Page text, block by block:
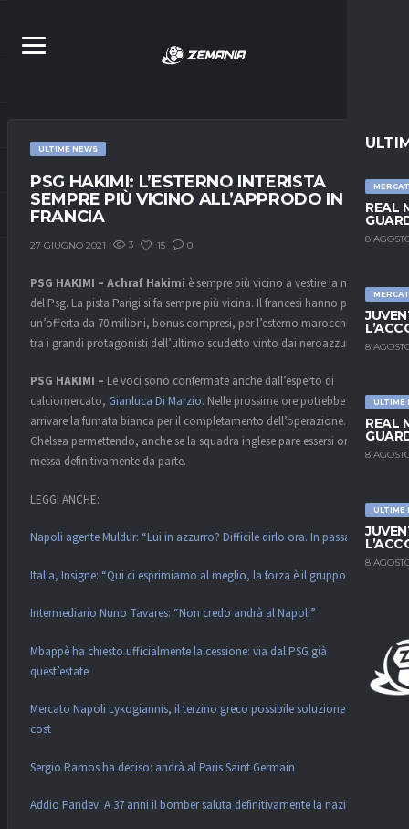
REAL
8
8
ULTIME
REAL
8
ULTIME
8
ULTIME NEWS
PSG HAKIMI: L’ESTERNO INTERISTA
SEMPRE PIÙ VICINO ALL’APPRODO IN
FRANCIA
27 GIUGNO 2021 3 15 0
PSG HAKIMI – Achraf Hakimi è sempre più vicino a vestire la maglia
del Psg. La pista Parigi si fa sempre più vicina. Il francesi hanno pronta
un’offerta da 70 milioni, bonus compresi, per l’esterno marocchino,
tra i grandi protagonisti dell’ultimo scudetto vinto dai neroazzurri.
PSG HAKIMI – Le voci sono confermate anche dall’esperto di
calciomercato, Gianluca Di Marzio. Nelle prossime ore potrebbe
arrivare la fumata bianca per il completamento dell’operazione.
Chelsea permettendo, anche se la squadra inglese pare essersi ormai
messa definitivamente da parte.
LEGGI ANCHE:
Napoli agente Muldur: “Lui in azzurro? Difficile dirlo ora. In passato…”
Italia, Insigne: “Qui ci esprimiamo al meglio, la forza è il gruppo”
Intermediario Nuno Tavares: “Non credo andrà al Napoli”
Mbappè ha chiesto ufficialmente la cessione: via dal PSG già
quest’estate
Mercato Napoli Lykogiannis, il terzino greco possibile soluzione low-
cost
Sergio Ramos ha deciso: andrà al Paris Saint Germain
Addio Pandev: A 37 anni il bomber saluta definitivamente la nazionale